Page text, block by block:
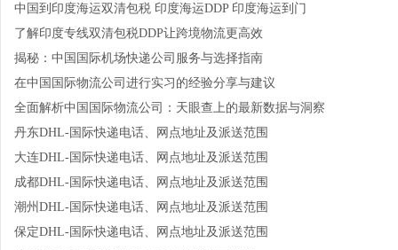
中国到印度海运双清包税 印度海运DDP 印度海运到门
了解印度专线双清包税DDP让跨境物流更高效
揭秘：中国国际机场快递公司服务与选择指南
在中国国际物流公司进行实习的经验分享与建议
全面解析中国国际物流公司：天眼查上的最新数据与洞察
丹东DHL-国际快递电话、网点地址及派送范围
大连DHL-国际快递电话、网点地址及派送范围
成都DHL-国际快递电话、网点地址及派送范围
潮州DHL-国际快递电话、网点地址及派送范围
保定DHL-国际快递电话、网点地址及派送范围